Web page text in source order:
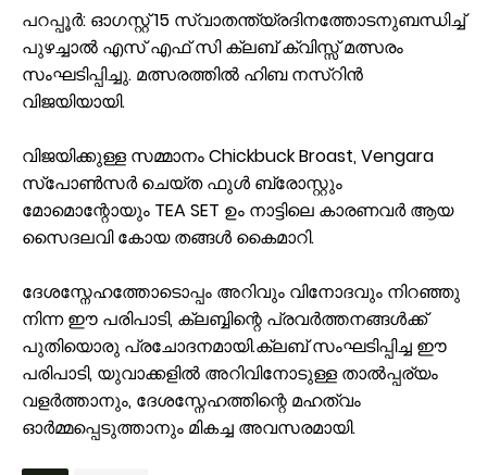
പറപ്പൂർ: ഓഗസ്റ്റ് 15 സ്വാതന്ത്യ്രദിനത്തോടനുബന്ധിച്ച്
പുഴച്ചാൽ എസ് എഫ് സി ക്ലബ് ക്വിസ്സ് മത്സരം
സംഘടിപ്പിച്ചു. മത്സരത്തിൽ ഹിബ നസ്‌റിൻ
വിജയിയായി.
വിജയിക്കുള്ള സമ്മാനം Chickbuck Broast, Vengara
സ്പോൺസർ ചെയ്ത ഫുൾ ബ്രോസ്റ്റും
മോമൊന്റോയും TEA SET ഉം നാട്ടിലെ കാരണവർ ആയ
സൈദലവി കോയ തങ്ങൾ കൈമാറി.
ദേശസ്നേഹത്തോടൊപ്പം അറിവും വിനോദവും നിറഞ്ഞു
നിന്ന ഈ പരിപാടി, ക്ലബ്ബിന്റെ പ്രവർത്തനങ്ങൾക്ക്
പുതിയൊരു പ്രചോദനമായി.ക്ലബ് സംഘടിപ്പിച്ച ഈ
പരിപാടി, യുവാക്കളിൽ അറിവിനോടുള്ള താൽപ്പര്യം
വളർത്താനും, ദേശസ്നേഹത്തിന്റെ മഹത്വം
ഓർമ്മപ്പെടുത്താനും മികച്ച അവസരമായി.